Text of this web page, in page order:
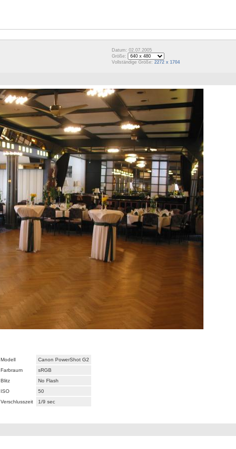
Datum: 02.07.2005
Größe:
Vollständige Größe: 2272 x 1704
Modell
Canon PowerShot G2
Farbraum
sRGB
Blitz
No Flash
ISO
50
Verschlusszeit
1/9 sec